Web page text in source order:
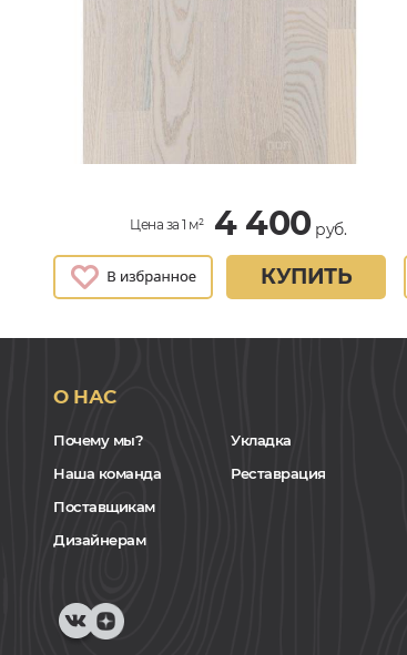
Цена за 1 м² 4 400руб.
КУПИТЬ
О НАС
Почему мы?
Наша команда
Поставщикам
Дизайнерам
Укладка
Реставрация